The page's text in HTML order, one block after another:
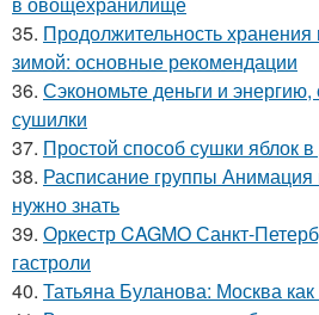
35. Продолжительность
зимой: основные рекомендации
36. Сэкономьте деньги и
сушилки
37. Простой способ сушки яблок
38. Расписание группы Анимация
нужно знать
39. Оркестр CAGMO Санкт-
гастроли
40. Татьяна Буланова: Москва